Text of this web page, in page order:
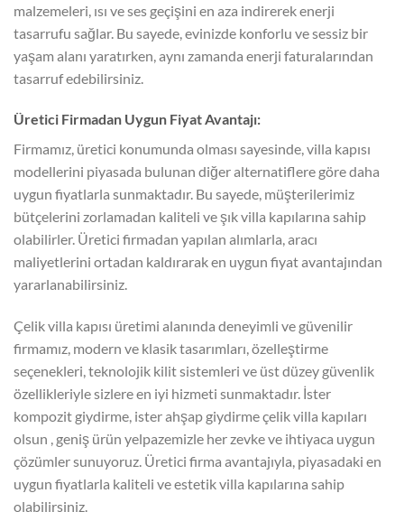
malzemeleri, ısı ve ses geçişini en aza indirerek enerji
tasarrufu sağlar. Bu sayede, evinizde konforlu ve sessiz bir
yaşam alanı yaratırken, aynı zamanda enerji faturalarından
tasarruf edebilirsiniz.
Üretici Firmadan Uygun Fiyat Avantajı:
Firmamız, üretici konumunda olması sayesinde, villa kapısı
modellerini piyasada bulunan diğer alternatiflere göre daha
uygun fiyatlarla sunmaktadır. Bu sayede, müşterilerimiz
bütçelerini zorlamadan kaliteli ve şık villa kapılarına sahip
olabilirler. Üretici firmadan yapılan alımlarla, aracı
maliyetlerini ortadan kaldırarak en uygun fiyat avantajından
yararlanabilirsiniz.
Çelik villa kapısı üretimi alanında deneyimli ve güvenilir
firmamız, modern ve klasik tasarımları, özelleştirme
seçenekleri, teknolojik kilit sistemleri ve üst düzey güvenlik
özellikleriyle sizlere en iyi hizmeti sunmaktadır. İster
kompozit giydirme, ister ahşap giydirme çelik villa kapıları
olsun , geniş ürün yelpazemizle her zevke ve ihtiyaca uygun
çözümler sunuyoruz. Üretici firma avantajıyla, piyasadaki en
uygun fiyatlarla kaliteli ve estetik villa kapılarına sahip
olabilirsiniz.